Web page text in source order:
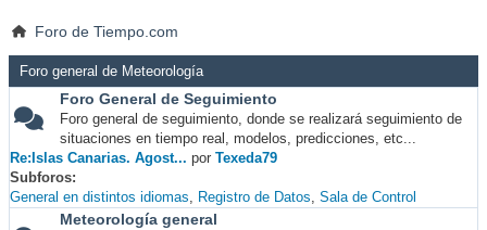
Foro de Tiempo.com
Foro general de Meteorología
Foro General de Seguimiento
Foro general de seguimiento, donde se realizará seguimiento de
situaciones en tiempo real, modelos, predicciones, etc...
Re:Islas Canarias. Agost... por Texeda79
Subforos
General en distintos idiomas
Registro de Datos Sala de Control
Meteorología general